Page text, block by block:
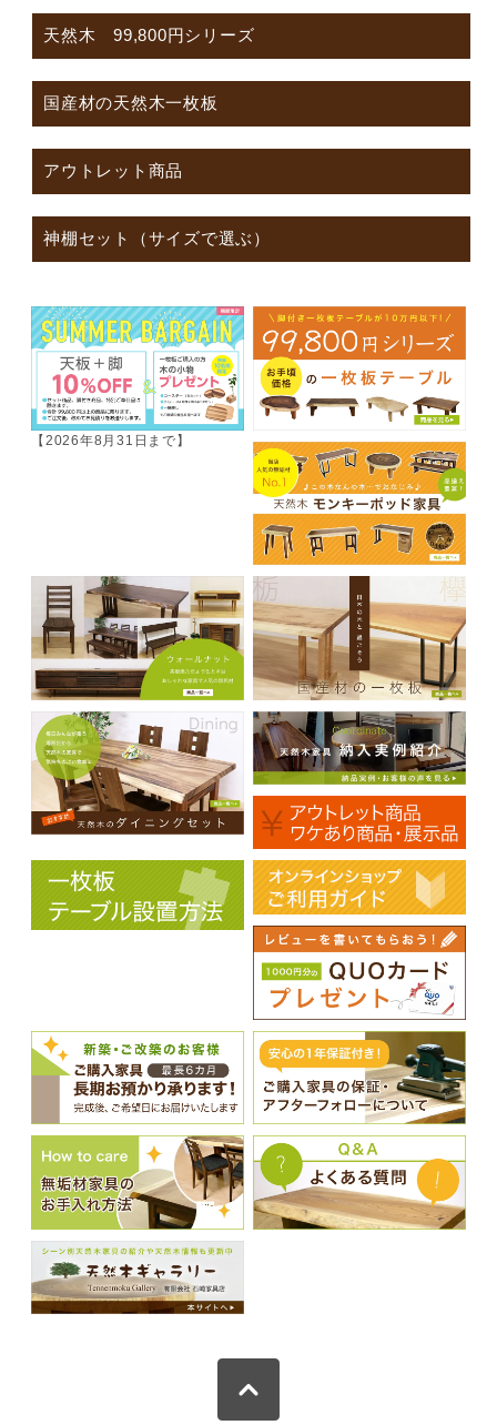
天然木 99,800円シリーズ
国産材の天然木一枚板
アウトレット商品
神棚セット（サイズで選ぶ）
【2026年8月31日まで】